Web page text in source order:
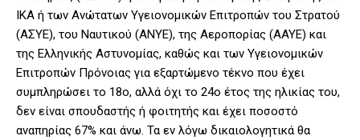
ΙΚΑ ή των Ανώτατων Υγειονομικών Επιτροπών του Στρατού
(ΑΣΥΕ), του Ναυτικού (ΑΝΥΕ), της Αεροπορίας (ΑΑΥΕ) και
της Ελληνικής Αστυνομίας, καθώς και των Υγειονομικών
Επιτροπών Πρόνοιας για εξαρτώμενο τέκνο που έχει
συμπληρώσει το 18ο, αλλά όχι το 24ο έτος της ηλικίας του,
δεν είναι σπουδαστής ή φοιτητής και έχει ποσοστό
αναπηρίας 67% και άνω. Τα εν λόγω δικαιολογητικά θα